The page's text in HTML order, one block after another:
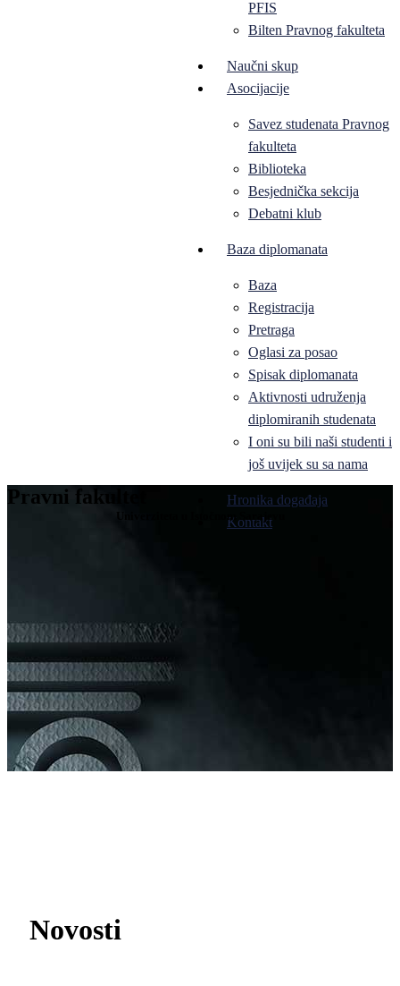
PFIS
Bilten Pravnog fakulteta
Naučni skup
Asocijacije
Savez studenata Pravnog
fakulteta
Biblioteka
Besjednička sekcija
Debatni klub
Baza diplomanata
Baza
Registracija
Pretraga
Oglasi za posao
Spisak diplomanata
Aktivnosti udruženja
diplomiranih studenata
I oni su bili naši studenti i
još uvijek su sa nama
Hronika događaja
Kontakt
Pravni fakultet
Univerziteta u Istočnom Sarajevu
Novosti